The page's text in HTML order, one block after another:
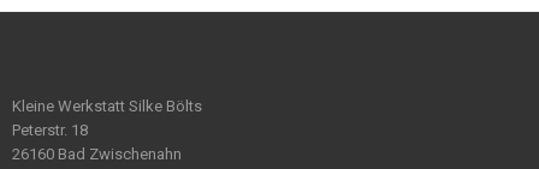
Kleine Werkstatt Silke Bölts
Peterstr. 18
26160 Bad Zwischenahn